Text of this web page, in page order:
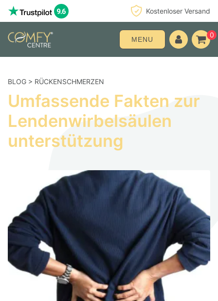
Kostenloser Versand
MENU
0
BLOG > RÜCKENSCHMERZEN
Umfassende Fakten zur
Lendenwirbelsäulen
unterstützung